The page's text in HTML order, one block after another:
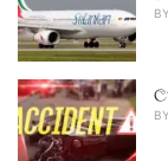
BY
BY